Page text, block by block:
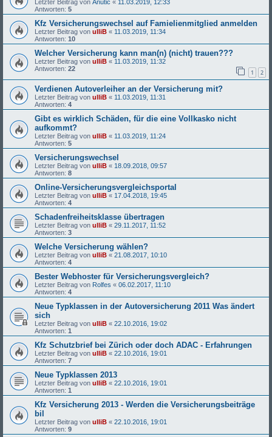
Letzter Beitrag von Anutic « 11.03.2019, 12:33
Antworten: 5
Kfz Versicherungswechsel auf Famielienmitglied anmelden
Letzter Beitrag von ulliB « 11.03.2019, 11:34
Antworten: 10
Welcher Versicherung kann man(n) (nicht) trauen???
Letzter Beitrag von ulliB « 11.03.2019, 11:32
Antworten: 22 1 2
Verdienen Autoverleiher an der Versicherung mit?
Letzter Beitrag von ulliB « 11.03.2019, 11:31
Antworten: 4
Gibt es wirklich Schäden, für die eine Vollkasko nicht
aufkommt?
Letzter Beitrag von ulliB « 11.03.2019, 11:24
Antworten: 5
Versicherungswechsel
Letzter Beitrag von ulliB « 18.09.2018, 09:57
Antworten: 8
Online-Versicherungsvergleichsportal
Letzter Beitrag von ulliB « 17.04.2018, 19:45
Antworten: 4
Schadenfreiheitsklasse übertragen
Letzter Beitrag von ulliB « 29.11.2017, 11:52
Antworten: 3
Welche Versicherung wählen?
Letzter Beitrag von ulliB « 21.08.2017, 10:10
Antworten: 4
Bester Webhoster für Versicherungsvergleich?
Letzter Beitrag von Rolfes « 06.02.2017, 11:10
Antworten: 4
Neue Typklassen in der Autoversicherung 2011 Was ändert
sich
Letzter Beitrag von ulliB « 22.10.2016, 19:02
Antworten: 1
Kfz Schutzbrief bei Zürich oder doch ADAC - Erfahrungen
Letzter Beitrag von ulliB « 22.10.2016, 19:01
Antworten: 7
Neue Typklassen 2013
Letzter Beitrag von ulliB « 22.10.2016, 19:01
Antworten: 1
Kfz Versicherung 2013 - Werden die Versicherungsbeiträge
bil
Letzter Beitrag von ulliB « 22.10.2016, 19:01
Antworten: 9